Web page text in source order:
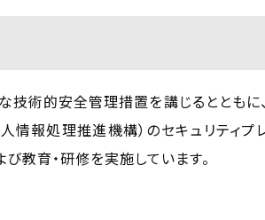
技術的安全管理措置を講じるとともに
情報処理推進機構）のセキュリティプ
教育・研修を実施しています。